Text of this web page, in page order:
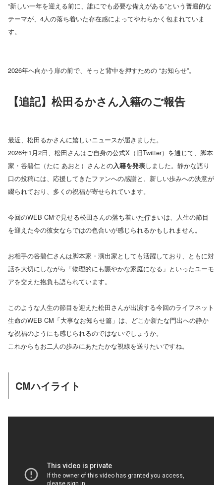
“新しい一年を迎える前に、誰にでも必要な備えがある”という普遍的な
テーマが、4人の落ち着いた存在感によってやわらかく包まれていま
す。
2026年へ向かう扉の前で、そっと背中を押すための “お知らせ”。
【追記】松田るかさん入籍のご報告
最近、松田るかさんに嬉しいニュースが届きました。
2026年1月2日、松田さんはご自身の公式X（旧Twitter）を通じて、脚本
家・谷碧仁（たに あおと）さんとの入籍を発表しました。静かな語り
口の投稿には、応援してきたファンへの感謝と、新しい歩みへの決意が
綴られており、多くの祝福が寄せられています。
今回のWEB CMで見せる松田さんの落ち着いた佇まいは、人生の節目
を迎えた今の彼女ならではの色合いが感じられるかもしれません。
お相手の谷碧仁さんは脚本家・演出家としても活躍しており、ともに対
話を大切にしながら「物理的にも賑やかな家庭になる」といったユーモ
アを交えた抱負も語られています。
このような人生の節目を迎えた松田さんが出演する今回のライフネット
生命のWEB CM「大事なお知らせ篇」は、どこか新たな門出への静か
な祝福のようにも感じられるのではないでしょうか。
これからもお二人の歩みにあたたかな視線を送りたいですね。
CMハイライト